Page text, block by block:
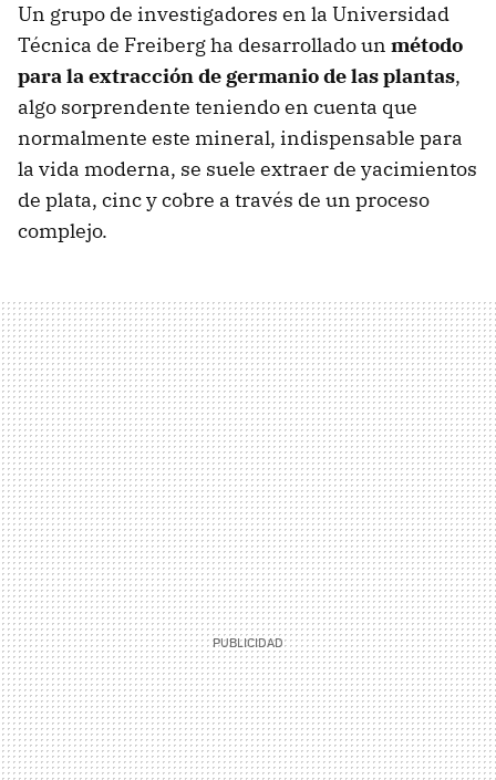
Un grupo de investigadores en la Universidad
Técnica de Freiberg ha desarrollado un método
para la extracción de germanio de las plantas,
algo sorprendente teniendo en cuenta que
normalmente este mineral, indispensable para
la vida moderna, se suele extraer de yacimientos
de plata, cinc y cobre a través de un proceso
complejo.